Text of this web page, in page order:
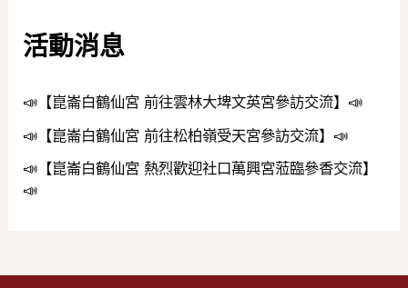
活動消息
📣【崑崙白鶴仙宮 前往雲林大埤文英宮參訪交流】📣
📣【崑崙白鶴仙宮 前往松柏嶺受天宮參訪交流】📣
📣【崑崙白鶴仙宮 熱烈歡迎社口萬興宮蒞臨參香交流】
📣